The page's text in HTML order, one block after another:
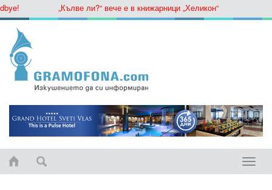
„Кълве ли?“ вече е в книжарници „Хеликон“
Toggle